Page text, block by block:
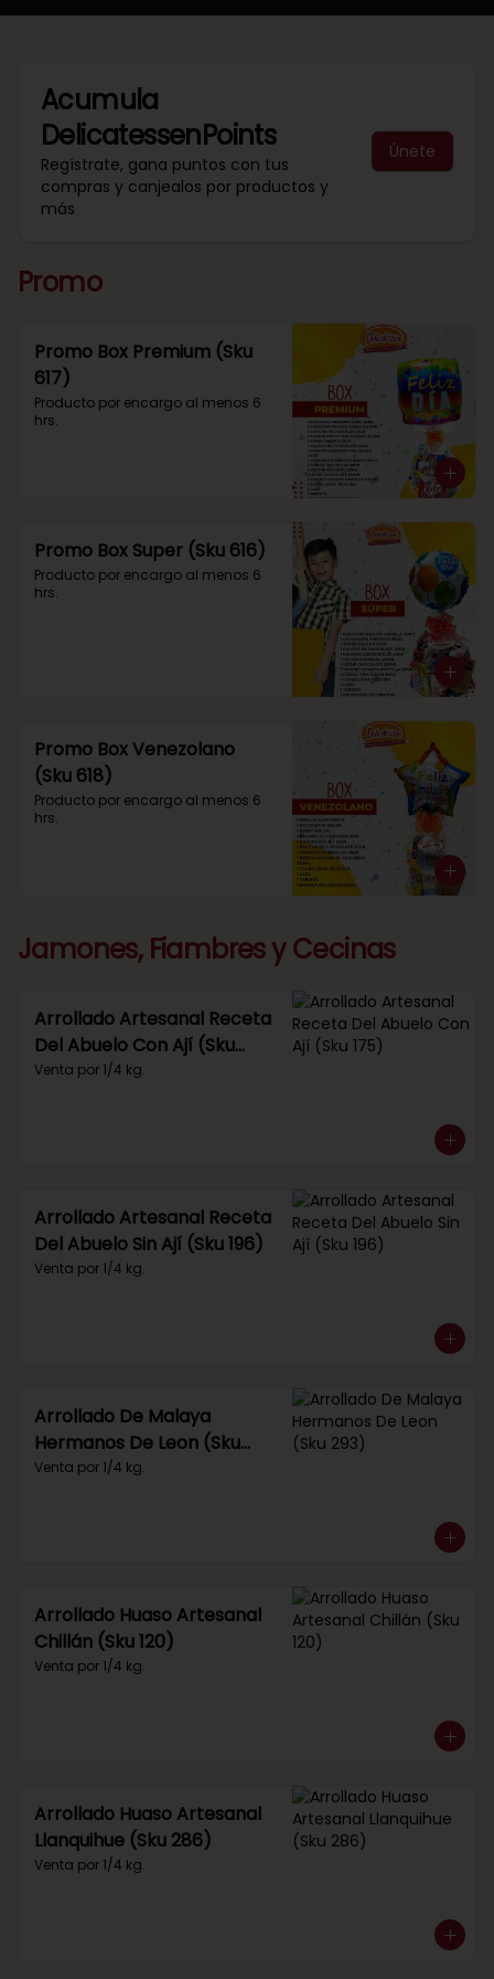
Acumula
DelicatessenPoints
Regístrate, gana puntos con tus
compras y canjealos por productos y
más
Únete
Promo
Promo Box Premium (Sku
617)
Producto por encargo al menos 6
hrs.
Promo Box Super (Sku 616)
Producto por encargo al menos 6
hrs.
Promo Box Venezolano
(Sku 618)
Producto por encargo al menos 6
hrs.
Jamones, Fiambres y Cecinas
Arrollado Artesanal Receta
Del Abuelo Con Ají (Sku
175)
Venta por 1/4 kg.
Arrollado Artesanal Receta
Del Abuelo Sin Ají (Sku 196)
Venta por 1/4 kg.
Arrollado De Malaya
Hermanos De Leon (Sku
293)
Venta por 1/4 kg.
Arrollado Huaso Artesanal
Chillán (Sku 120)
Venta por 1/4 kg.
Arrollado Huaso Artesanal
Llanquihue (Sku 286)
Venta por 1/4 kg.